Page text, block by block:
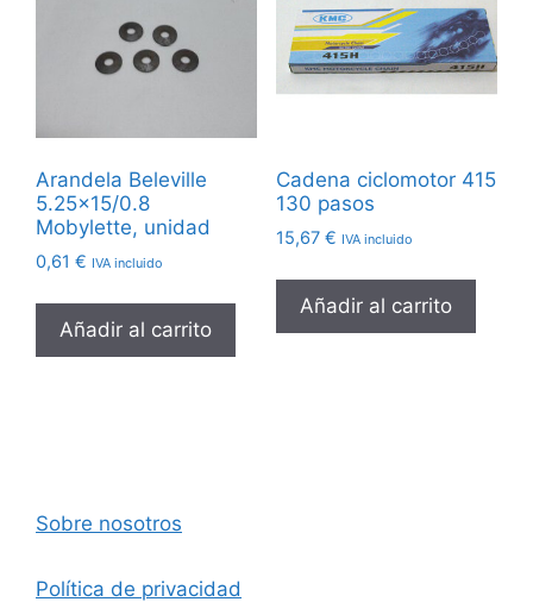
Arandela Beleville
5.25×15/0.8
Mobylette, unidad
0,61 € IVA incluido
Añadir al carrito
Cadena ciclomotor 415
130 pasos
15,67 € IVA incluido
Añadir al carrito
Sobre nosotros
Política de privacidad